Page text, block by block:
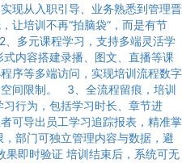
现从入职引导、业务熟悉到管理晋
让培训不再“拍脑袋”，而是有节
多元课程学习，支持多端灵活学
内容搭建录播、图文、直播等课
序等多端访问，实现培训流程数字
间限制。 3、全流程留痕，培训
行为，包括学习时长、章节进
可导出员工学习追踪报表，精准掌
部门可独立管理内容与数据，避
即时验证 培训结束后，系统可无